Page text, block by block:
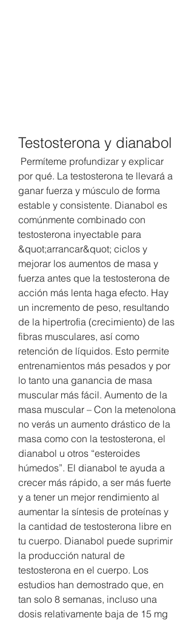
Testosterona y dianabol
por qué. La testosterona te llevará a
ganar fuerza y músculo de forma
estable y consistente. Dianabol es
comúnmente combinado con
testosterona inyectable para
&quot;arrancar&quot; ciclos y
mejorar los aumentos de masa y
fuerza antes que la testosterona de
acción más lenta haga efecto. Hay
un incremento de peso, resultando
de la hipertrofia (crecimiento) de las
fibras musculares, así como
retención de líquidos. Esto permite
entrenamientos más pesados y por
lo tanto una ganancia de masa
muscular más fácil. Aumento de la
masa muscular – Con la metenolona
no verás un aumento drástico de la
masa como con la testosterona, el
dianabol u otros “esteroides
húmedos”. El dianabol te ayuda a
crecer más rápido, a ser más fuerte
y a tener un mejor rendimiento al
aumentar la síntesis de proteínas y
la cantidad de testosterona libre en
tu cuerpo. Dianabol puede suprimir
la producción natural de
testosterona en el cuerpo. Los
estudios han demostrado que, en
tan solo 8 semanas, incluso una
dosis relativamente baja de 15 mg